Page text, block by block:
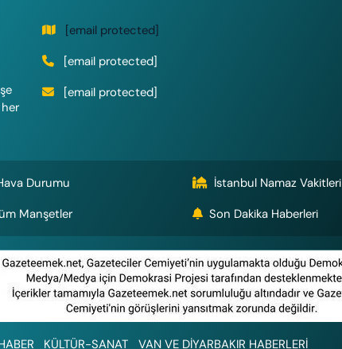
[email protected]
[email protected]
[email protected]
Durumu İstanbul Namaz Vakitleri
Manşetler Son Dakika Haberleri
KÜLTÜR-SANAT VAN VE DİYARBAKIR HABERLERİ